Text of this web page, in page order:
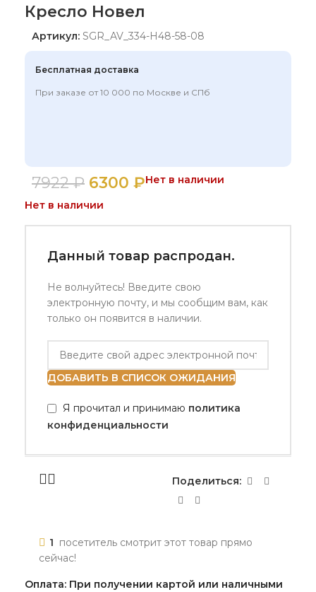
Кресло Новел
Артикул: SGR_AV_334-H48-58-08
Бесплатная доставка
При заказе от 10 000 по Москве и СПб
7922₽ 6300 ₽Нет в наличии
Нет в наличии
Данный товар распродан.
Не волнуйтесь! Введите свою
электронную почту, и мы сообщим вам, как
только он появится в наличии.
ДОБАВИТЬ В СПИСОК ОЖИДАНИЯ
Я прочитал и принимаю политика
конфиденциальности
Поделиться:
1 посетитель смотрит этот товар прямо
сейчас!
Оплата: При получении картой или наличными